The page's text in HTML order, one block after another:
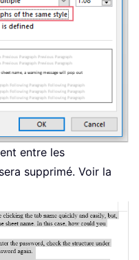
entre les
supprimé. Voir la